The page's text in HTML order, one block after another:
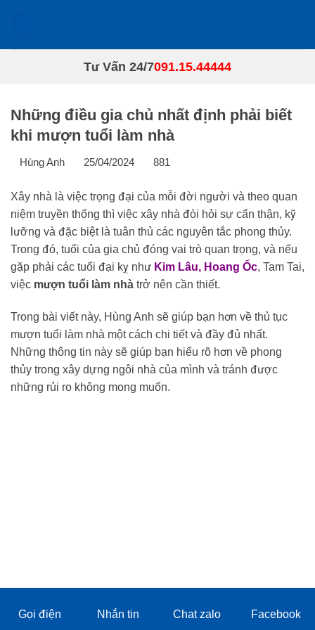
Tư Vấn 24/7091.15.44444
Những điều gia chủ nhất định phải biết
khi mượn tuổi làm nhà
Hùng Anh 25/04/2024 881
Xây nhà là việc trọng đại của mỗi đời người và theo quan
niệm truyền thống thì việc xây nhà đòi hỏi sự cẩn thận, kỹ
lưỡng và đặc biệt là tuân thủ các nguyên tắc phong thủy.
Trong đó, tuổi của gia chủ đóng vai trò quan trọng, và nếu
gặp phải các tuổi đại kỵ như Kim Lâu, Hoang Ốc, Tam Tai,
việc mượn tuổi làm nhàtrở nên cần thiết.
Trong bài viết này, Hùng Anh sẽ giúp bạn hơn về thủ tục
mượn tuổi làm nhà một cách chi tiết và đầy đủ nhất. Những
thông tin này sẽ giúp bạn hiểu rõ hơn về phong thủy trong
xây dựng ngôi nhà của mình và tránh được những rủi ro
không mong muốn.
Gọi điện Nhắn tin Chat zalo Facebook